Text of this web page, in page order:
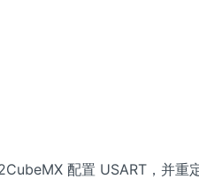
配置 USART，并重